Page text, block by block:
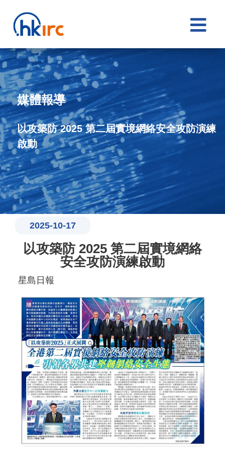

媒體報導
以攻築防 2025 第二屆實境網絡安全攻防演練
啟動
2025-10-17
以攻築防 2025 第二屆實境網絡
安全攻防演練啟動
星島日報